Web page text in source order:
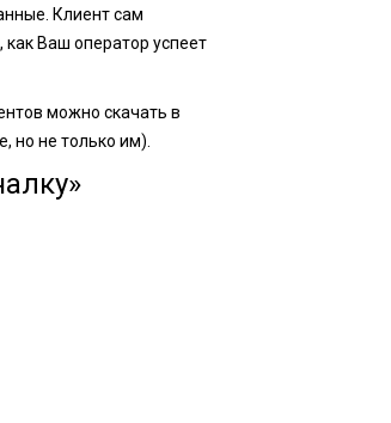
Клиент сам
Ваш оператор успеет
можно скачать в
но не только им).